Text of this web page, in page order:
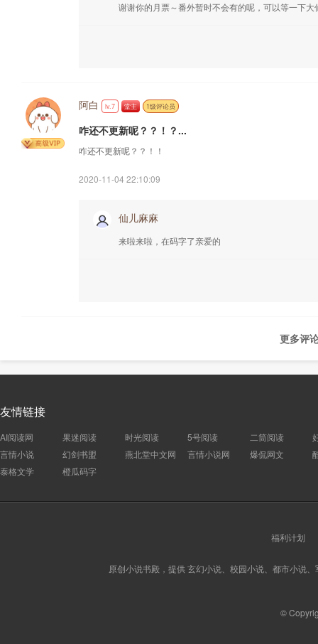
谢谢你的月票～番外暂时不会有的呢，可以等一下大
阿白 lv.7 堂主 1级评论员
咋还不更新呢？？！？...
咋还不更新呢？？！！
2020-11-04 22:10:09
仙儿麻麻
来啦来啦，在码字了亲爱的
更多评
友情链接
AI阅读网 果迷阅读 时光阅读 5号阅读 二筒阅读
言情小说
幻剑书盟 燕北堂中文网 言情小说网 爆侃网文
泰格文学
橙瓜码字
福利计划
原创小说书殿，提供 玄幻小说、校园小说、都市小说
©